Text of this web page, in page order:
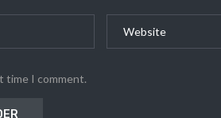
time I comment.